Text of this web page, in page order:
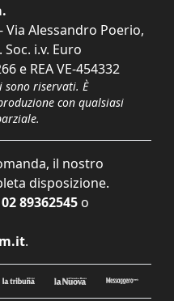
Via Alessandro Poerio,
Soc. i.v. Euro
e REA VE-454332
riservati. È
con qualsiasi
il nostro
disposizione.
02 89362545 o
.